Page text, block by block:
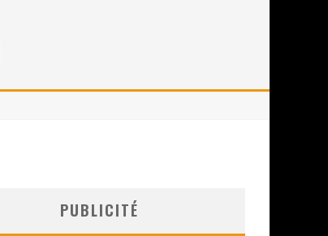
PUBLICITÉ